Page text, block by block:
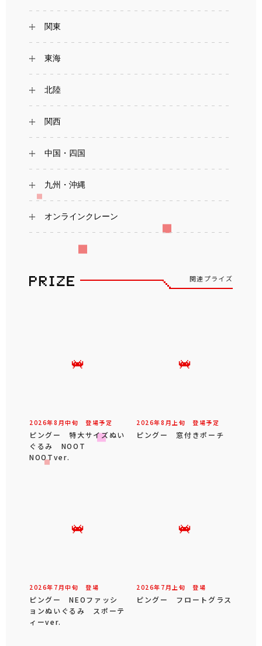
関東
東海
北陸
関西
中国・四国
九州・沖縄
オンラインクレーン
関連プライズ
2026年8 月中旬 登場予定
ピングー 特大サイズぬい
ぐるみ NOOT
NOOTver.
2026年8 月 上旬 登場予定
ピングー 窓付きポーチ
2026年 7 月中旬 登場
ピングー NEOファッシ
ョンぬいぐるみ スポーテ
ィーver.
2026年 7 月 上旬 登場
ピングー フロートグラス